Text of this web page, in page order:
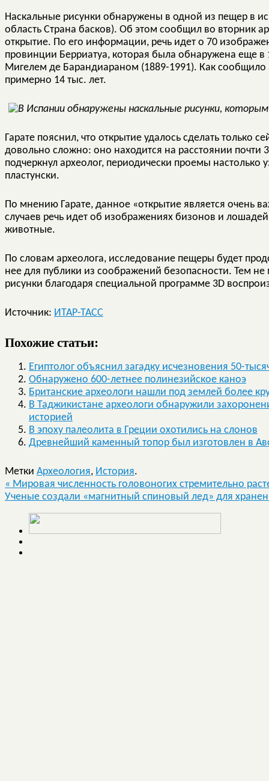
Наскальные рисунки обнаружены в одной из пещер в
область Страна басков). Об этом сообщил во вторник
открытие. По его информации, речь идет о 70
провинции Берриатуа, которая была обнаружена еще в
Мигелем де Барандиараном (1889-1991). Как сообщило
примерно 14 тыс. лет.
Гарате пояснил, что открытие удалось сделать только
довольно сложно: оно находится на расстоянии почти
подчеркнул археолог, периодически проемы настолько
пластунски.
По мнению Гарате, данное «открытие является очень
случаев речь идет об изображениях бизонов и
животные.
По словам археолога, исследование пещеры будет
нее для публики из соображений безопасности. Тем
рисунки благодаря специальной программе 3D
Источник: ИТАР-ТАСС
Похожие статьи:
Египтолог объяснил загадку исчезновения 50-
Обнаружено 600-летнее полинезийское каноэ
Британские археологи нашли под землей более
В Таджикистане археологи обнаружили
историей
В эпоху палеолита в Греции охотились на слонов
Древнейший каменный топор был изготовлен в
Метки Археология, История.
« Мировая численность головоногих стремительно
Ученые создали «магнитный спиновый лед» для